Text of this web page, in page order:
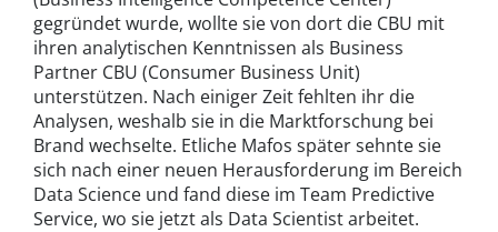
gegründet wurde, wollte sie von dort die CBU mit
ihren analytischen Kenntnissen als Business
Partner CBU (Consumer Business Unit)
unterstützen. Nach einiger Zeit fehlten ihr die
Analysen, weshalb sie in die Marktforschung bei
Brand wechselte. Etliche Mafos später sehnte sie
sich nach einer neuen Herausforderung im Bereich
Data Science und fand diese im Team Predictive
Service, wo sie jetzt als Data Scientist arbeitet.